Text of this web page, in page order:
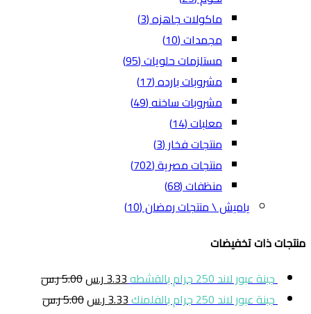
ماكولات جاهزه(3)
مجمدات(10)
مستلزمات حلويات(95)
مشروبات بارده(17)
مشروبات ساخنه(49)
معلبات(14)
منتجات فخار(3)
منتجات مصرية(702)
منظفات(68)
ياميش \ منتجات رمضان(10)
منتجات ذات تخفيضات
جبنة عبور لاند 250 جرام بالقشطه
3.33ر.س5.00ر.س
جبنة عبور لاند 250 جرام بالفلمنك
3.33ر.س5.00ر.س